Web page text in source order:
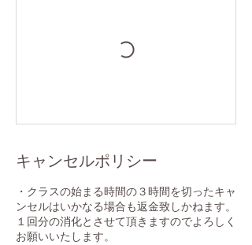
キャンセルポリシー
・クラスの始まる時間の３時間を切ったキャ
ンセルはいかなる場合も返金致しかねます。
１回分の消化とさせて頂きますのでよろしく
お願いいたします。